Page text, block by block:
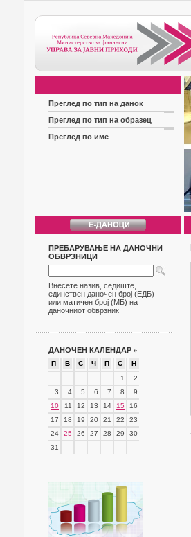
Преглед по тип на данок
Преглед по тип на образец
Преглед по име
ПРЕБАРУВАЊЕ НА ДАНОЧНИ
ОБВРЗНИЦИ
Внесете назив, седиште,
единствен даночен број (ЕДБ)
или матичен број (МБ) на
даночниот обврзник
ДАНОЧЕН КАЛЕНДАР »
П В С Ч П С
Н
1
2
3
4 5 6 7 8
9
10
11 12 13 14 15
16
17
18 19 20 21 22
23
24
25 26 27 28 29
30
31